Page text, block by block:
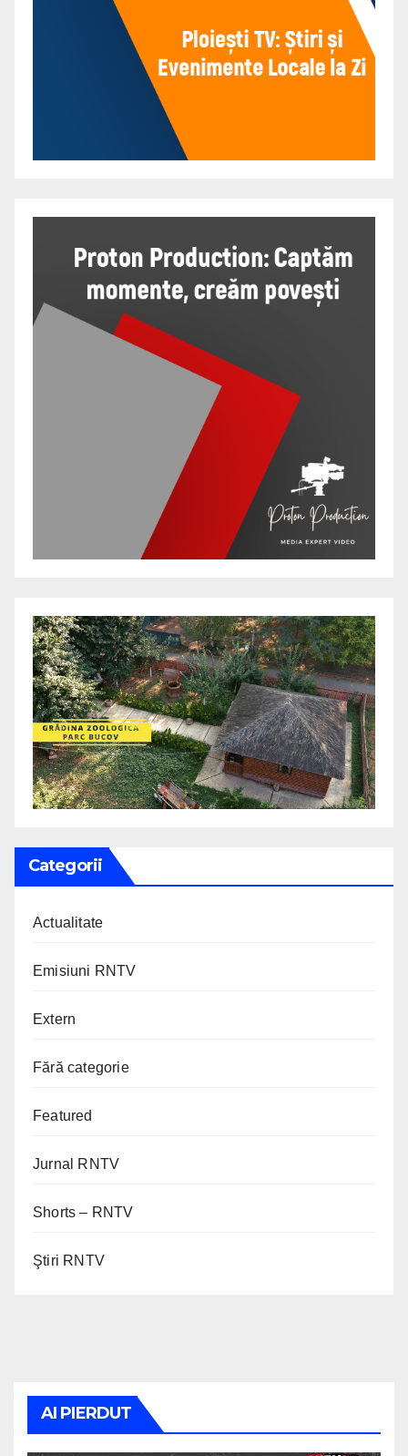
Categorii
Actualitate
Emisiuni RNTV
Extern
Fără categorie
Featured
Jurnal RNTV
Shorts – RNTV
Ştiri RNTV
AI PIERDUT